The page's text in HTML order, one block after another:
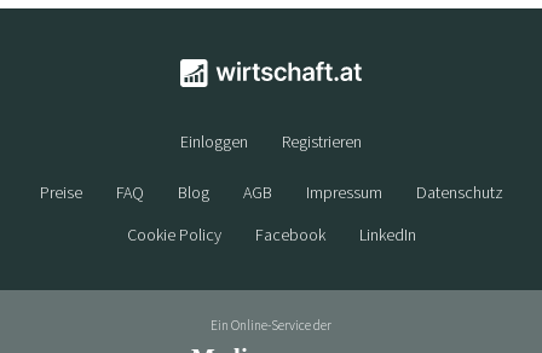
Einloggen Registrieren
Preise FAQ Blog AGB Impressum
Datenschutz
Cookie Policy
Facebook LinkedIn
Ein Online-Service der